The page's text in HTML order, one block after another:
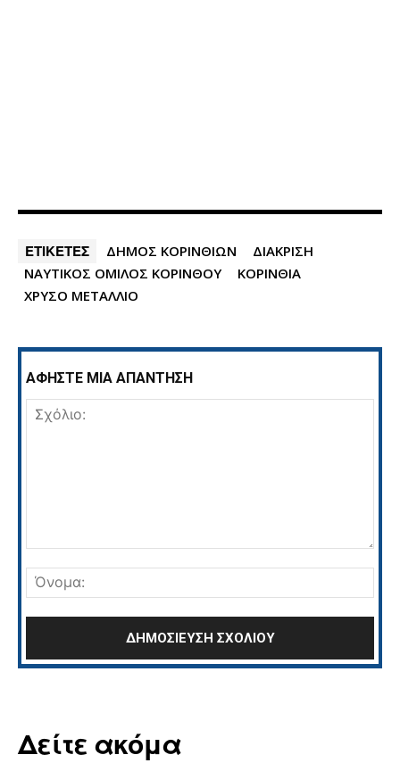
ΕΤΙΚΕΤΕΣ ΔΗΜΟΣ ΚΟΡΙΝΘΙΩΝ
ΔΙΑΚΡΙΣΗ
ΝΑΥΤΙΚΟΣ ΟΜΙΛΟΣ ΚΟΡΙΝΘΟΥ
ΚΟΡΙΝΘΙΑ
ΧΡΥΣΟ ΜΕΤΑΛΛΙΟ
ΑΦΗΣΤΕ ΜΙΑ ΑΠΑΝΤΗΣΗ
Δείτε ακόμα